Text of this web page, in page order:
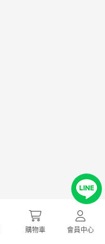
購物車 會員中心